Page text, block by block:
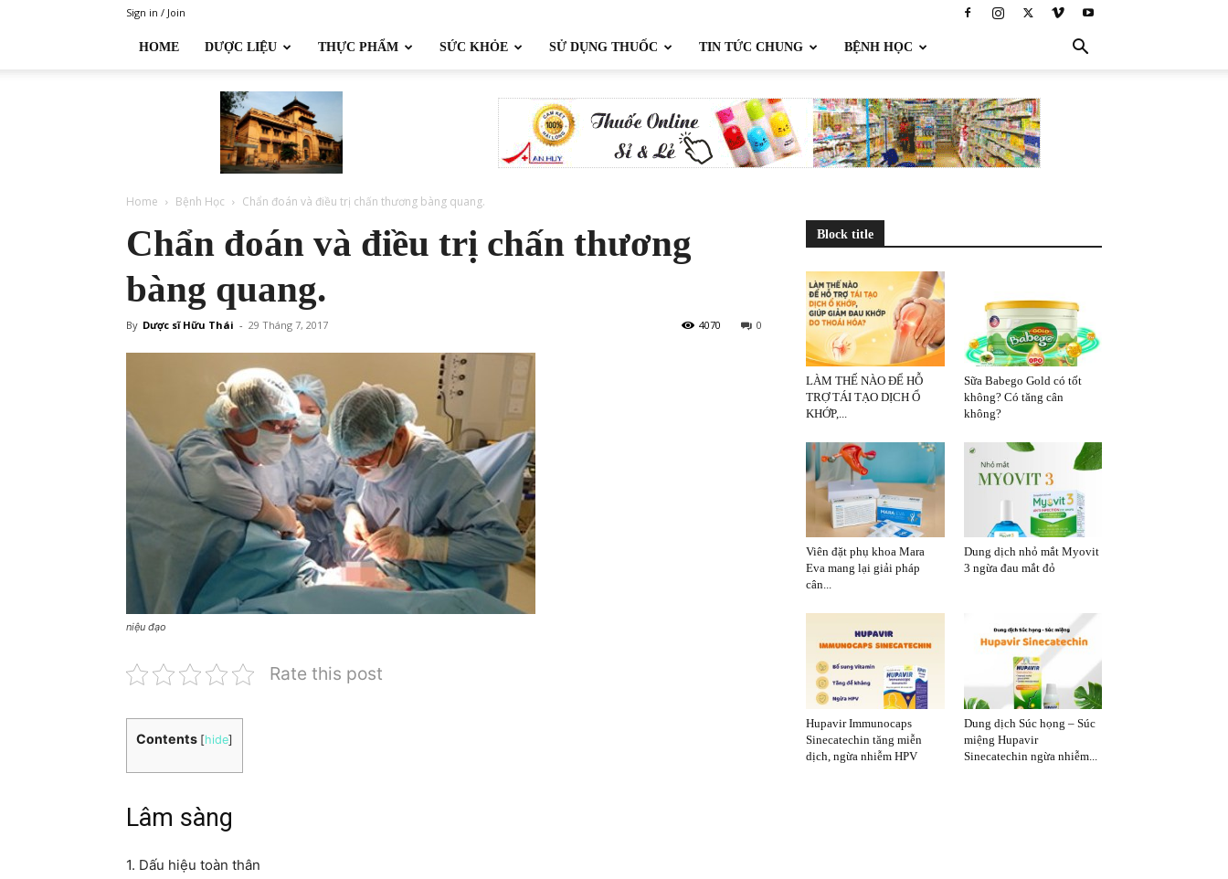
Sign in / Join
HOME DƯỢC LIỆU THỰC PHẨM SỨC KHỎE SỬ DỤNG THUỐC TIN TỨC CHUNG BỆNH HỌC
Home Bệnh Học Chẩn đoán và điều trị chấn thương bàng quang.
Chẩn đoán và điều trị chấn thương
bàng quang.
By Dược sĩ Hữu Thái - 29 Tháng 7, 2017 0
4070
niệu đạo
Rate this post
Contents [hide]
Lâm sàng
1. Dấu hiệu toàn thân
Block title
LÀM THẾ NÀO ĐỂ HỖ
TRỢ TÁI TẠO DỊCH Ổ
KHỚP,...
Sữa Babego Gold có tốt
không? Có tăng cân
không?
Viên đặt phụ khoa Mara
Eva mang lại giải pháp
cân...
Dung dịch nhỏ mắt Myovit
3 ngừa đau mắt đỏ
Hupavir Immunocaps
Sinecatechin tăng miễn
dịch, ngừa nhiễm HPV
Dung dịch Súc họng – Súc
miệng Hupavir
Sinecatechin ngừa nhiễm...